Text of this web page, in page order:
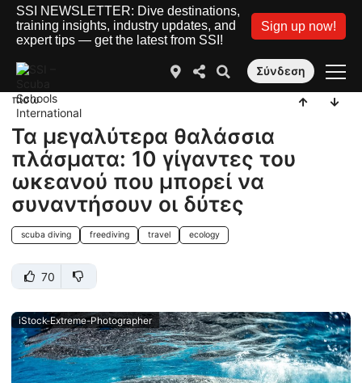
SSI NEWSLETTER: Dive destinations,
training insights, industry updates, and
expert tips — get the latest from SSI!
Sign up now!
Σύνδεση
πίσω
Τα μεγαλύτερα θαλάσσια
πλάσματα: 10 γίγαντες του
ωκεανού που μπορεί να
συναντήσουν οι δύτες
scuba diving freediving travel ecology
70
iStock-Extreme-Photographer